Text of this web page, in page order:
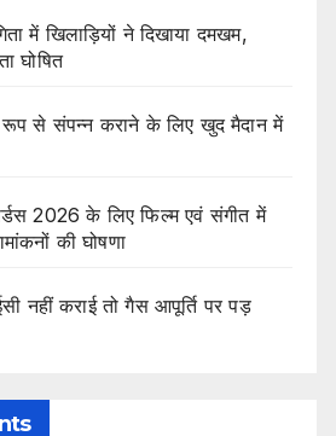
में खिलाड़ियों ने दिखाया दमखम,
घोषित
से संपन्न कराने के लिए खुद मैदान में
2026 के लिए फिल्म एवं संगीत में
की घोषणा
नहीं कराई तो गैस आपूर्ति पर पड़